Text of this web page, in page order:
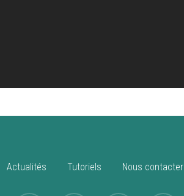
Actualités Tutoriels Nous contacter